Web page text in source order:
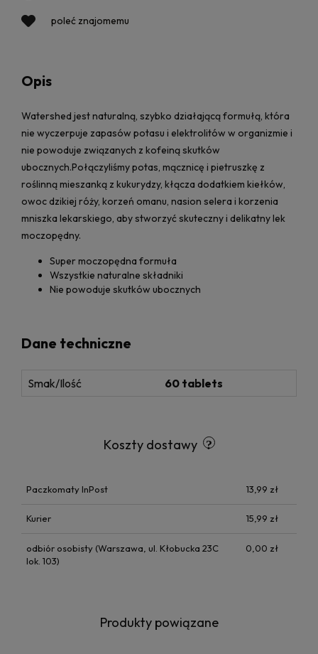
poleć znajomemu
Opis
Watershed jest naturalną, szybko działającą formułą, która
nie wyczerpuje zapasów potasu i elektrolitów w organizmie i
nie powoduje związanych z kofeiną skutków
ubocznych.Połączyliśmy potas, mącznicę i pietruszkę z
roślinną mieszanką z kukurydzy, kłącza dodatkiem kiełków,
owoc dzikiej róży, korzeń omanu, nasion selera i korzenia
mniszka lekarskiego, aby stworzyć skuteczny i delikatny lek
moczopędny.
Super moczopędna formuła
Wszystkie naturalne składniki
Nie powoduje skutków ubocznych
Dane techniczne
Smak/Ilość 60 tablets
Koszty dostawy
Paczkomaty InPost 13,99 zł
Kurier 15,99 zł
odbiór osobisty(Warszawa, ul. Kłobucka 23C
lok. 103)
0,00 zł
Produkty powiązane